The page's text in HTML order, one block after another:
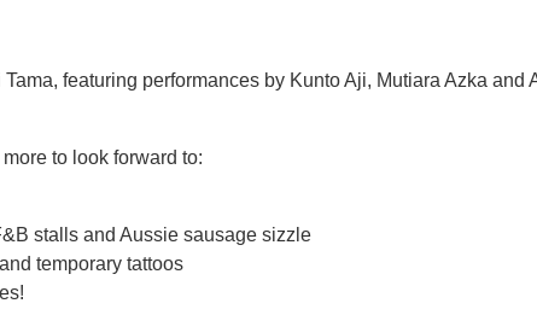
featuring performances by Kunto Aji, Mutiara Azka and
to look forward to:
stalls and Aussie sausage sizzle
temporary tattoos